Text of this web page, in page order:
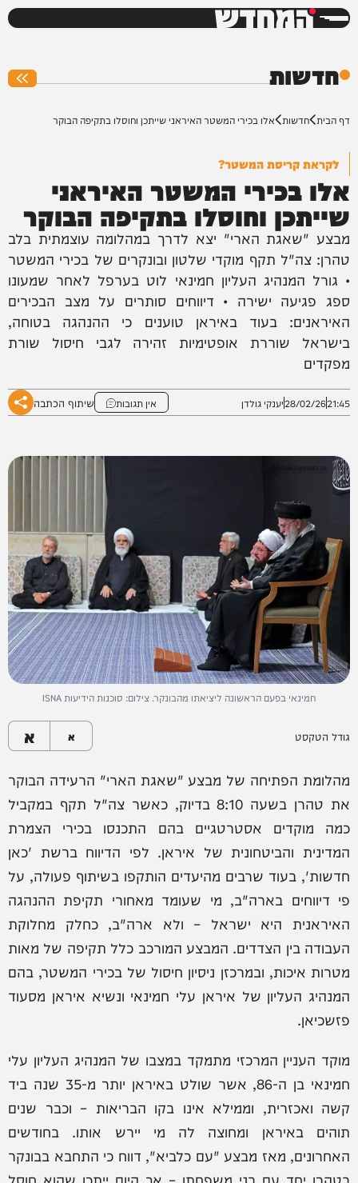
המחדש
חדשות
דף הבית חדשות אלו בכירי המשטר האיראני שייתכן וחוסלו בתקיפה הבוקר
לקראת קריסת המשטר?
אלו בכירי המשטר האיראני
שייתכן וחוסלו בתקיפה הבוקר
מבצע "שאגת הארי" יצא לדרך במהלומה עוצמתית בלב
טהרן: צה"ל תקף מוקדי שלטון ובונקרים של בכירי המשטר
• גורל המנהיג העליון חמינאי לוט בערפל לאחר שמעונו
ספג פגיעה ישירה • דיווחים סותרים על מצב הבכירים
האיראנים: בעוד באיראן טוענים כי ההנהגה בטוחה,
בישראל שוררת אופטימיות זהירה לגבי חיסול שורת
מפקדים
21:45
28/02/26יענקי גולדן אין תגובות שיתוף הכתבה
חמינאי בפעם הראשונה ליציאתו מהבונקר. צילום: סוכנות הידיעות ISNA
גודל הטקסט א א
מהלומת הפתיחה של מבצע "שאגת הארי" הרעידה הבוקר
את טהרן בשעה 8:10 בדיוק, כאשר צה"ל תקף במקביל
כמה מוקדים אסטרטגיים בהם התכנסו בכירי הצמרת
המדינית והביטחונית של איראן. לפי הדיווח ברשת 'כאן
חדשות', בעוד שרבים מהיעדים הותקפו בשיתוף פעולה, על
פי דיווחים בארה"ב, מי שעומד מאחורי תקיפת ההנהגה
האיראנית היא ישראל – ולא ארה"ב, כחלק מחלוקת
העבודה בין הצדדים. המבצע המורכב כלל תקיפה של מאות
מטרות איכות, ובמרכזן ניסיון חיסול של בכירי המשטר, בהם
המנהיג העליון של איראן עלי חמינאי ונשיא איראן מסעוד
פזשכיאן.
מוקד העניין המרכזי מתמקד במצבו של המנהיג העליון עלי
חמינאי בן ה-86, אשר שולט באיראן יותר מ-35 שנה ביד
קשה ואכזרית, וממילא אינו בקו הבריאות – וכבר שנים
תוהים באיראן ומחוצה לה מי יירש אותו. בחודשים
האחרונים, מאז מבצע "עם כלביא", דווח כי התחבא בבונקר